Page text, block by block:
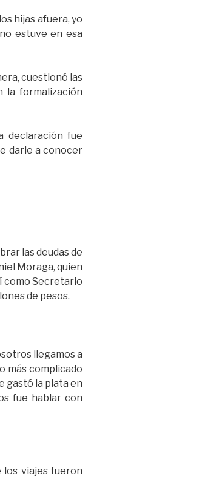
hijas afuera, yo
estuve en esa
cuestionó las
la formalización
declaración fue
darle a conocer
las deudas de
Moraga, quien
como Secretario
de pesos.
llegamos a
más complicado
gastó la plata en
fue hablar con
los viajes fueron